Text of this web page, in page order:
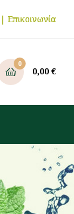
| Επικοινωνία
0
0,00 €